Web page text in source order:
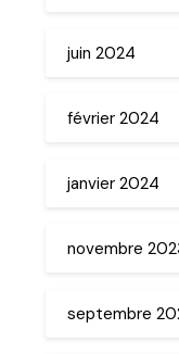
juin 2024
février 2024
janvier 2024
novembre
septembre